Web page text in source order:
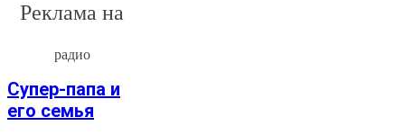
Реклама на
радио
Супер-папа и
его семья